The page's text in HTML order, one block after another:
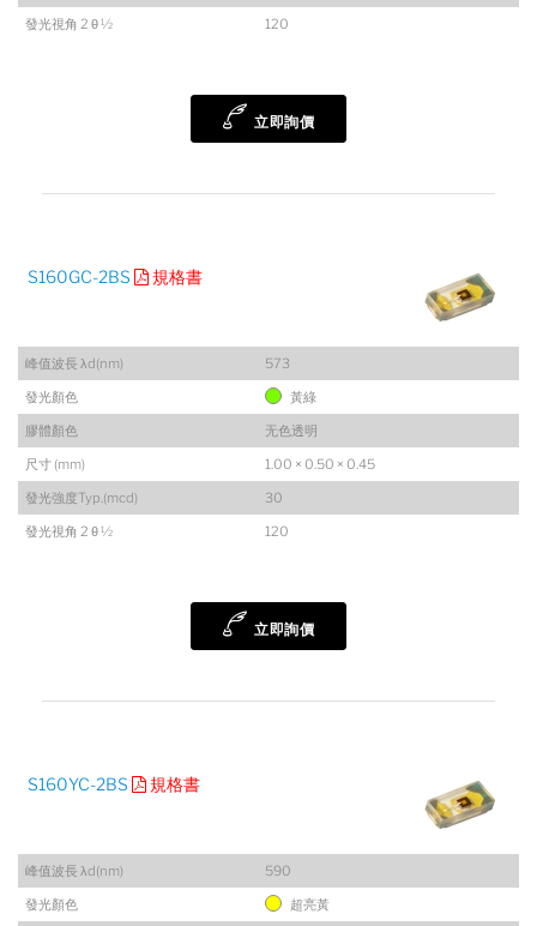
發光視角 2 θ ½ 120
立即詢價
S160GC-2BS 規格書
峰值波長 λd(nm)
573
發光顏色
黃綠
膠體顏色
无色透明
尺寸 (mm)
1.00 × 0.50 × 0.45
發光強度Typ.(mcd)
30
發光視角 2 θ ½
120
立即詢價
S160YC-2BS 規格書
峰值波長 λd(nm)
590
發光顏色
超亮黃